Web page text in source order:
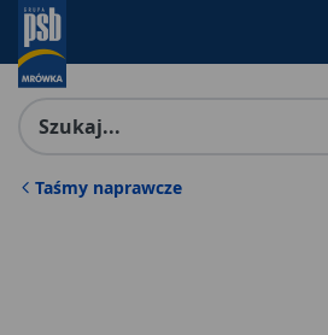
Taśmy naprawcze